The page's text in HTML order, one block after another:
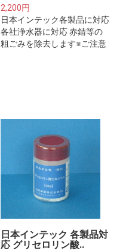
2,200円
日本インテック各製品に対応
各社浄水器に対応 赤錆等の
粗ごみを除去します※ご注意
日本インテック 各製品対
応 グリセロリン酸..